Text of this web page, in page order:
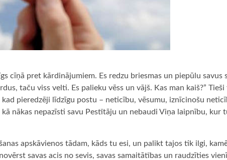
cīņā pret kārdinājumiem. Es redzu briesmas un piepūlu savus
taču viss velti. Es palieku vēss un vājš. Kas man kaiš?” Tieši
kad pieredzēji līdzīgu postu – neticību, vēsumu, iznīcinošu
nākas nepazīsti savu Pestītāju un nebaudi Viņa laipnību, kur
apskāvienos tādam, kāds tu esi, un palikt tajos tik ilgi,
savas acis no sevis, savas samaitātības un raudzīties